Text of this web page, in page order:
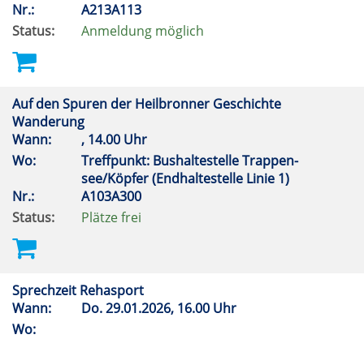
Nr.:
A213A113
Status:
Anmeldung möglich
Auf den Spuren der Heilbronner Geschichte
Wanderung
Wann:
, 14.00 Uhr
Wo:
Treffpunkt: Bushaltestelle Trappen-
see/Köpfer (Endhaltestelle Linie 1)
Nr.:
A103A300
Status:
Plätze frei
Sprechzeit Rehasport
Wann:
Do.29.01.2026, 16.00 Uhr
Wo: